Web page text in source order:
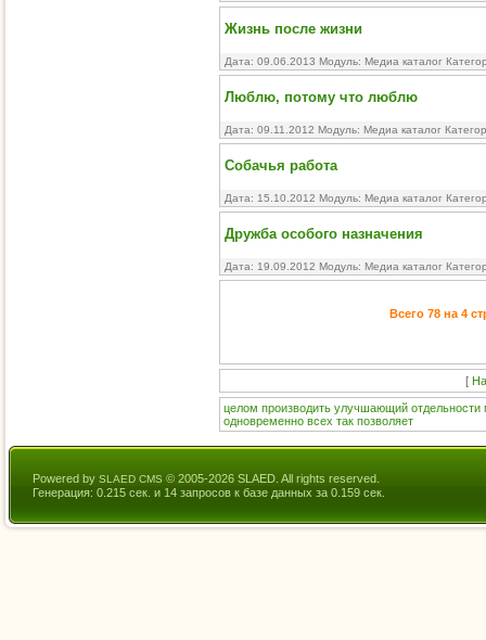
Жизнь после жизни
Дата: 09.06.2013 Модуль: Медиа каталог
Люблю, потому что люблю
Дата: 09.11.2012 Модуль: Медиа каталог
Собачья работа
Дата: 15.10.2012 Модуль: Медиа каталог
Дружба особого назначения
Дата: 19.09.2012 Модуль: Медиа каталог
Всего 78 на 4
[
целом производить улучшающий отдельности
одновременно всех так позволяет
Powered by SLAED CMS © 2005-2026 SLAED. All rights reserved.
Генерация: 0.215 сек. и 14 запросов к базе данных за 0.159 сек.